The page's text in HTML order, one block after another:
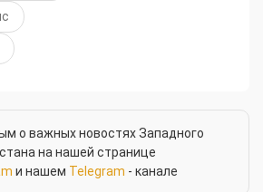
о важных новостях Западного
на нашей странице
и нашем Telegram - канале